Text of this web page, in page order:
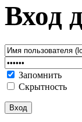
Вход
Запомнить
Скрытность